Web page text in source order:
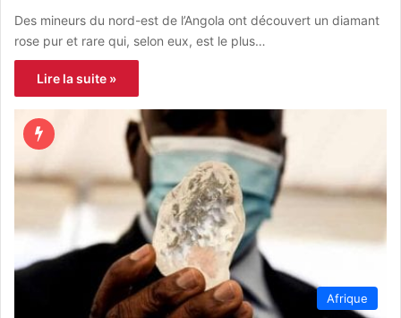
Des mineurs du nord-est de l’Angola ont découvert un diamant
rose pur et rare qui, selon eux, est le plus…
Lire la suite »
Afrique